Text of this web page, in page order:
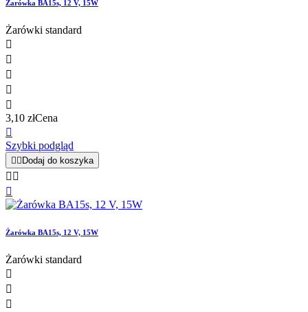
Żarówka BA15s, 12 V, 15W
Żarówki standard





3,10 złCena

Szybki podgląd
  Dodaj do koszyka
 

Żarówka BA15s, 12 V, 15W
Żarówki standard


